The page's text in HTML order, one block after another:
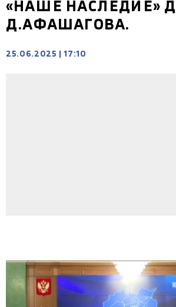
«НАШЕ НАСЛЕДИЕ»
Д.АФАШАГОВА.
25.06.2025 17:10